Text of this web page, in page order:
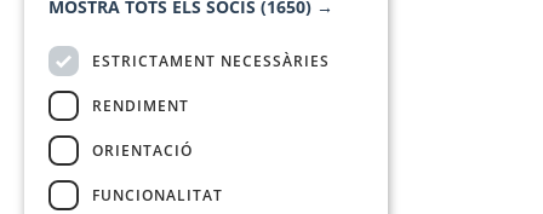
MOSTRA TOTS ELS SOCIS (1650) →
ESTRICTAMENT NECESSÀRIES
RENDIMENT
ORIENTACIÓ
FUNCIONALITAT